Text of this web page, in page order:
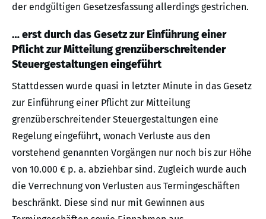
der endgültigen Gesetzesfassung allerdings gestrichen.
… erst durch das Gesetz zur Einführung einer
Pflicht zur Mitteilung grenzüberschreitender
Steuergestaltungen eingeführt
Stattdessen wurde quasi in letzter Minute in das Gesetz
zur Einführung einer Pflicht zur Mitteilung
grenzüberschreitender Steuergestaltungen eine
Regelung eingeführt, wonach Verluste aus den
vorstehend genannten Vorgängen nur noch bis zur Höhe
von 10.000 € p. a. abziehbar sind. Zugleich wurde auch
die Verrechnung von Verlusten aus Termingeschäften
beschränkt. Diese sind nur mit Gewinnen aus